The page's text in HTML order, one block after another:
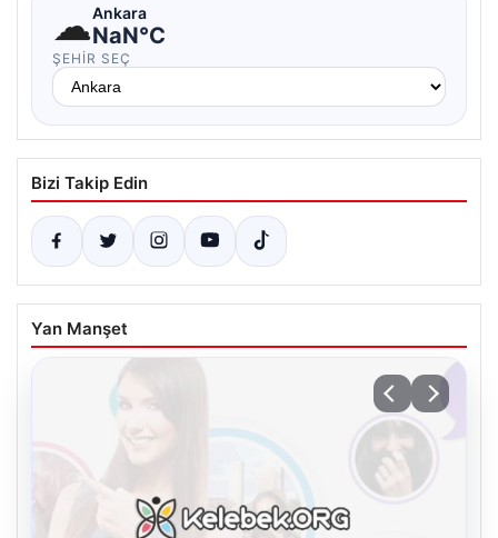
☁Ankara
NaN°C
ŞEHIR SEÇ
Bizi Takip Edin
Yan Manşet